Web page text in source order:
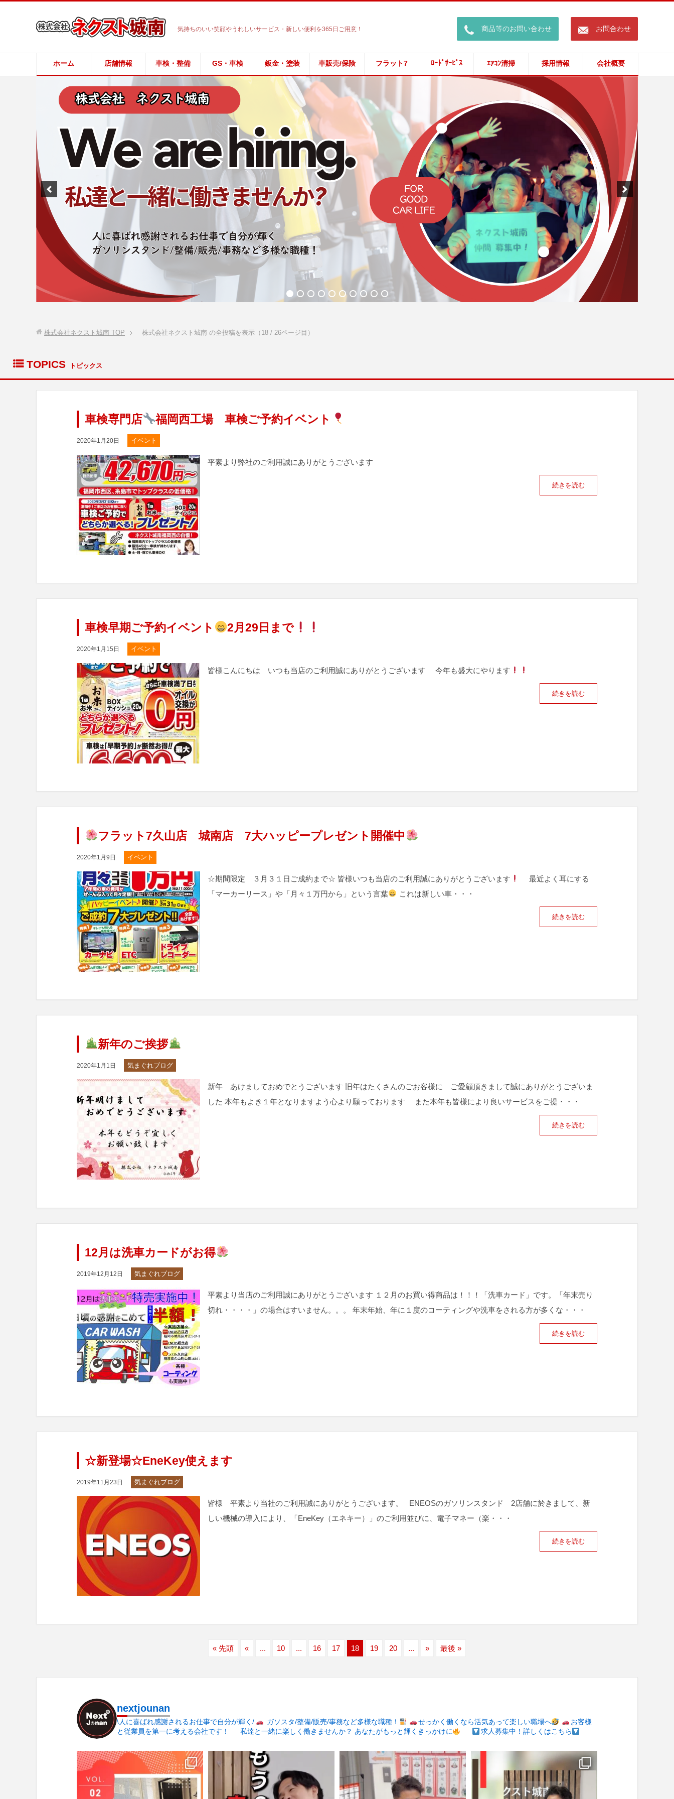
気持ちのいい笑顔やうれしいサービス・新しい便利を365日ご用意！ call 商品等のお問い合わせ mail お問合わせ
ホーム 店舗情報 車検・整備 GS・車検 鈑金・塗装 車販売/保険 フラット7 ﾛｰﾄﾞｻｰﾋﾞｽ ｴｱｺﾝ清掃 採用情報 会社概要
株式会社ネクスト城南 TOP 株式会社ネクスト城南 の全投稿を表示（18 / 26ページ目）
list TOPICS トピックス
車検専門店 福岡西工場 車検ご予約イベント
2020年1月20日 イベント
平素より弊社のご利用誠にありがとうございます
続きを読む
車検早期ご予約イベント 2月29日まで
2020年1月15日 イベント
皆様こんにちは いつも当店のご利用誠にありがとうございます 今年も盛大にやります
続きを読む
フラット7久山店 城南店 7大ハッピープレゼント開催中
2020年1月9日 イベント
☆期間限定 ３月３１日ご成約まで☆ 皆様いつも当店のご利用誠にありがとうございます
最近よく耳にする
「マーカーリース」や「月々１万円から」という言葉
これは新しい車・・・
続きを読む
新年のご挨拶
2020年1月1日 気まぐれブログ
新年 あけましておめでとうございます 旧年はたくさんのごお客様に ご愛顧頂きまして誠にありがとうございま
した 本年もよき１年となりますよう心より願っております また本年も皆様により良いサービスをご提・・・
続きを読む
12月は洗車カードがお得
2019年12月12日 気まぐれブログ
平素より当店のご利用誠にありがとうございます １２月のお買い得商品は！！！「洗車カード」です。「年末売り
切れ・・・・」の場合はすいません。。。 年末年始、年に１度のコーティングや洗車をされる方が多くな・・・
続きを読む
☆新登場☆EneKey使えます
2019年11月23日 気まぐれブログ
皆様 平素より当社のご利用誠にありがとうございます。 ENEOSのガソリンスタンド 2店舗に於きまして、新
しい機械の導入により、「EneKey（エネキー）」のご利用並びに、電子マネー（楽・・・
続きを読む
« 先頭 « ... 10 ... 16 17 18 19 20 ... » 最後 »
nextjounan
\人に喜ばれ感謝されるお仕事で自分が輝く/ ガソスタ/整備/販売/事務など多様な職種！ せっかく働くなら活気あって楽しい職場へ
お客様
と従業員を第一に考える会社です！
私達と一緒に楽しく働きませんか？ あなたがもっと輝くきっかけに 求人募集中！詳しくはこちら